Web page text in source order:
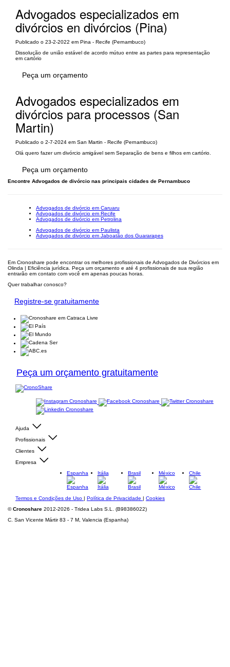
Advogados especializados em
divórcios en divórcios (Pina)
Publicado o 23-2-2022 em Pina - Recife (Pernambuco)
Dissolução de união estável de acordo mútuo entre as partes para representação
em cartório
Peça um orçamento
Advogados especializados em
divórcios para processos (San
Martin)
Publicado o 2-7-2024 em San Martin - Recife (Pernambuco)
Olá quero fazer um divórcio amigável sem Separação de bens e filhos em cartório.
Peça um orçamento
Encontre Advogados de divórcio nas principais cidades de Pernambuco
Advogados de divórcio em Caruaru
Advogados de divórcio em Recife
Advogados de divórcio em Petrolina
Advogados de divórcio em Paulista
Advogados de divórcio em Jaboatão dos Guararapes
Em Cronoshare pode encontrar os melhores profissionais de Advogados de Divórcios em
Olinda | Eficiência jurídica. Peça um orçamento e até 4 profissionais de sua região
entrarão em contato com você em apenas poucas horas.
Quer trabalhar conosco?
Registre-se gratuitamente
Peça um orçamento gratuitamente
Ajuda
Profissionais
Clientes
Empresa
Espanha
Itália Brasil México Chile
Termos e Condições de Uso | Política de Privacidade | Cookies
©Cronoshare 2012-2026 - Tridea Labs S.L. (B98386022)
C. San Vicente Mártir 83 - 7 M, Valencia (Espanha)